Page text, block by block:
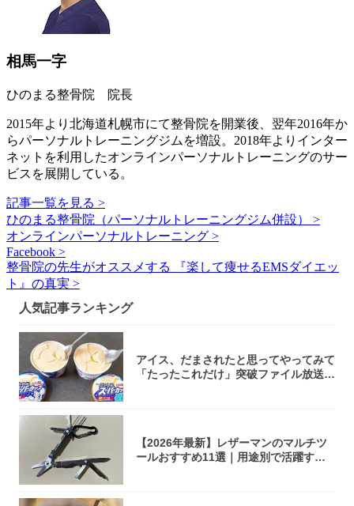
相馬一字
ひのまる整骨院 院長
2015年より北海道札幌市にて整骨院を開業後、翌年2016年か
らパーソナルトレーニングジムを増設。2018年よりインター
ネットを利用したオンラインパーソナルトレーニングのサー
ビスを展開している。
記事一覧を見る >
ひのまる整骨院（パーソナルトレーニングジム併設） >
オンラインパーソナルトレーニング >
Facebook >
整骨院の先生がオススメする 『楽して痩せるEMSダイエッ
ト』の真実 >
人気記事ランキング
アイス、だまされたと思ってやってみて
「たったこれだけ」突破ファイル放送で
【2026年最新】レザーマンのマルチツ
ールおすすめ11選｜用途別で活躍する